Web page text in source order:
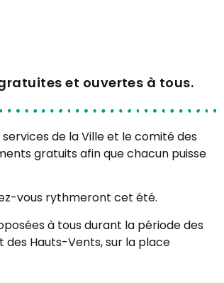
et ouvertes à tous.
services de la Ville et le comité des
gratuits afin que chacun puisse
vous rythmeront cet été.
à tous durant la période des
des Hauts-Vents, sur la place